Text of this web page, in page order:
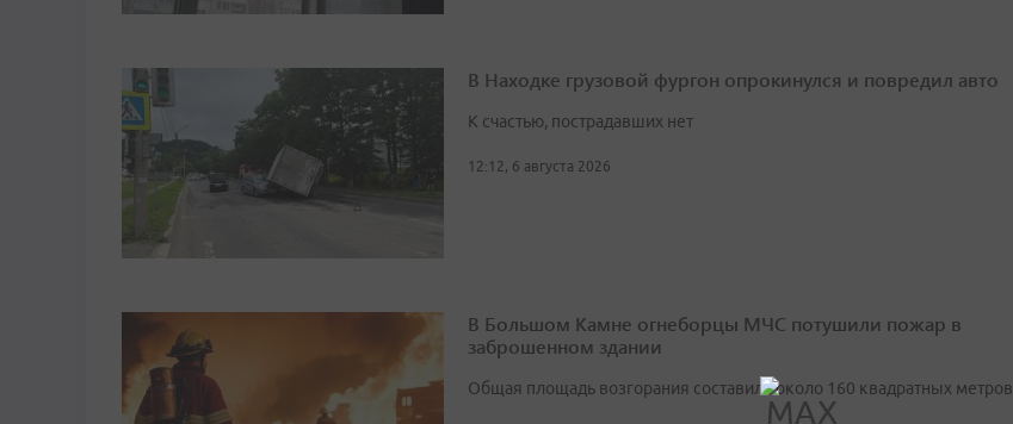
В Находке грузовой фургон опрокинулся и повредил авто
К счастью, пострадавших нет
12:12, 6 августа 2026
В Большом Камне огнеборцы МЧС потушили пожар в
заброшенном здании
Общая площадь возгорания составила около 160 квадратных метров